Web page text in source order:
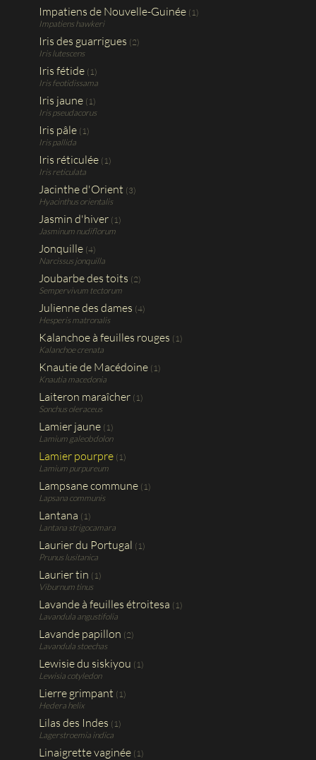
Impatiens de Nouvelle-Guinée (1)
Impatiens hawkeri
Iris des guarrigues (2)
Iris lutescens
Iris fétide (1)
Iris feotidissama
Iris jaune (1)
Iris pseudacorus
Iris pâle (1)
Iris pallida
Iris réticulée (1)
Iris reticulata
Jacinthe d'Orient (3)
Hyacinthus orientalis
Jasmin d'hiver (1)
Jasminum nudiflorum
Jonquille (4)
Narcissus jonquilla
Joubarbe des toits (2)
Sempervivum tectorum
Julienne des dames (4)
Hesperis matronalis
Kalanchoe à feuilles rouges (1)
Kalanchoe crenata
Knautie de Macédoine (1)
Knautia macedonia
Laiteron maraîcher (1)
Sonchus oleraceus
Lamier jaune (1)
Lamium galeobdolon
Lamier pourpre (1)
Lamium purpureum
Lampsane commune (1)
Lapsana communis
Lantana (1)
Lantana strigocamara
Laurier du Portugal (1)
Prunus lusitanica
Laurier tin (1)
Viburnum tinus
Lavande à feuilles étroitesa (1)
Lavandula angustifolia
Lavande papillon (2)
Lavandula stoechas
Lewisie du siskiyou (1)
Lewisia cotyledon
Lierre grimpant (1)
Hedera helix
Lilas des Indes (1)
Lagerstroemia indica
Linaigrette vaginée (1)